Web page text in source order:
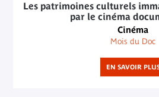
Les patrimoines culturels
par le cinéma
Cinéma
Mois du Doc
EN SAVOIR